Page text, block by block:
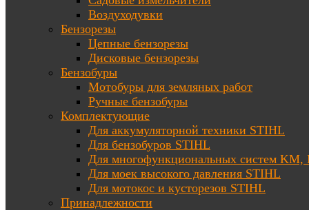
Воздуходувки
Бензорезы
Цепные бензорезы
Дисковые бензорезы
Бензобуры
Мотобуры для земляных работ
Ручные бензобуры
Комплектующие
Для аккумуляторной техники STIHL
Для бензобуров STIHL
Для многофункциональных систем KM,
Для моек высокого давления STIHL
Для мотокос и кусторезов STIHL
Принадлежности